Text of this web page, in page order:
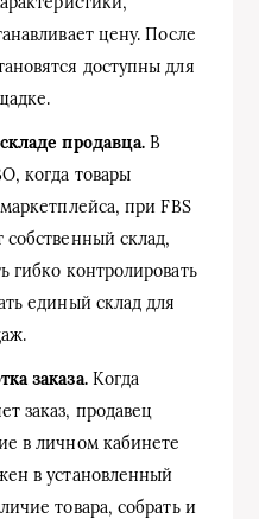
цену. После
доступны для
продавца. В
когда товары
при FBS
собственный склад,
гибко контролировать
единый склад для
заказа.Когда
заказ, продавец
в личном кабинете
в установленный
товара, собрать и